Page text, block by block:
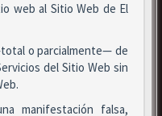
web al Sitio Web de El
o parcialmente— de
del Sitio Web sin
manifestación falsa,